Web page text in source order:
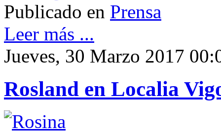
Publicado en Prensa
Leer más ...
Jueves, 30 Marzo 2017
Rosland en Localia